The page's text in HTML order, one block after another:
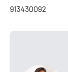
913430092